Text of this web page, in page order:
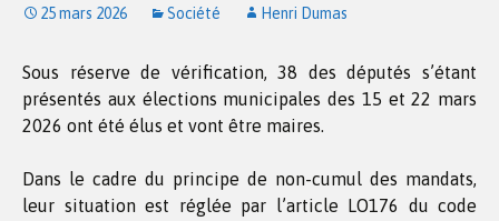
25 mars 2026 Société Henri Dumas
Sous réserve de vérification, 38 des députés s’étant
présentés aux élections municipales des 15 et 22 mars
2026 ont été élus et vont être maires.
Dans le cadre du principe de non-cumul des mandats,
leur situation est réglée par l’article LO176 du code